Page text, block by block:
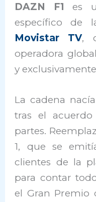
DAZN F1 es
específico de
Movistar TV,
operadora
y
La cadena
tras el
partes.
1, que se
clientes de la
para contar
el Gran Premio